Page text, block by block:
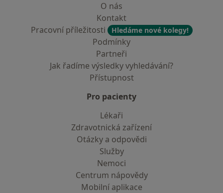
O nás
Kontakt
Pracovní příležitosti
Hledáme nové kolegy!
Podmínky
Partneři
Jak řadíme výsledky vyhledávání?
Přístupnost
Pro pacienty
Lékaři
Zdravotnická zařízení
Otázky a odpovědi
Služby
Nemoci
Centrum nápovědy
Mobilní aplikace